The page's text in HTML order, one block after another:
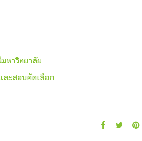
หาวิทยาลัย
ละสอบคัดเลือก